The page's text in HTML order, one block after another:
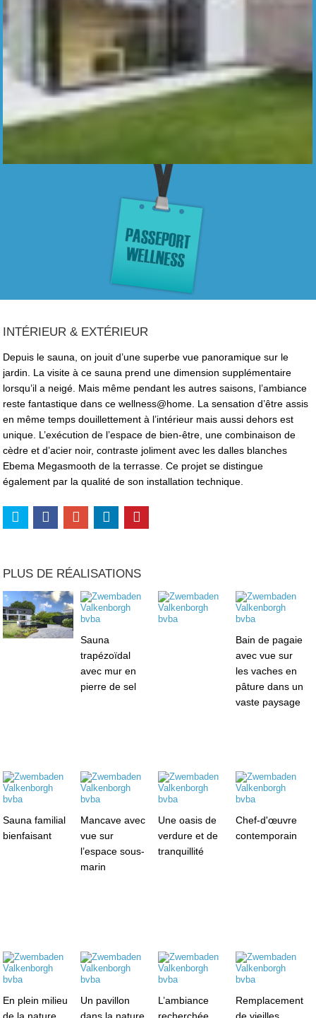
INTÉRIEUR & EXTÉRIEUR
Depuis le sauna, on jouit d’une superbe vue panoramique sur le
jardin. La visite à ce sauna prend une dimension supplémentaire
lorsqu’il a neigé. Mais même pendant les autres saisons, l’ambiance
reste fantastique dans ce wellness@home. La sensation d’être assis
en même temps douillettement à l’intérieur mais aussi dehors est
unique. L’exécution de l’espace de bien-être, une combinaison de
cèdre et d’acier noir, contraste joliment avec les dalles blanches
Ebema Megasmooth de la terrasse. Ce projet se distingue
également par la qualité de son installation technique.
PLUS DE RÉALISATIONS
Sauna
trapézoïdal
avec mur en
pierre de sel
Bain de pagaie
avec vue sur
les vaches en
pâture dans un
vaste paysage
Sauna familial
bienfaisant
Mancave avec
vue sur
l’espace sous-
marin
Une oasis de
verdure et de
tranquillité
Chef-d'œuvre
contemporain
En plein milieu
de la nature
Un pavillon
dans la nature
L’ambiance
recherchée
Remplacement
de vieilles